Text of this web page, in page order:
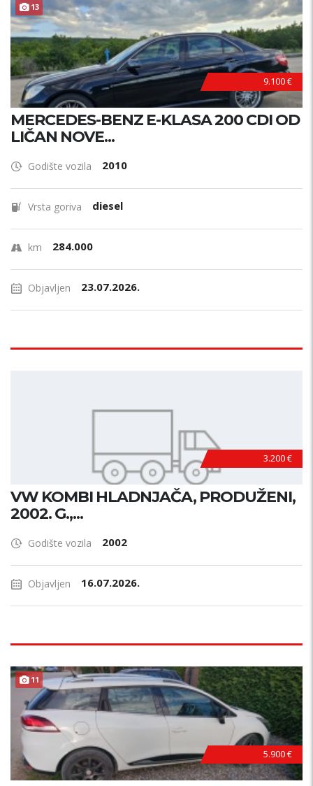
13
9.100 €
MERCEDES-BENZ E-KLASA 200 CDI OD
LIČAN NOVE...
Godište vozila 2010
Vrsta goriva diesel
km 284.000
Objavljen 23.07.2026.
3.200 €
VW KOMBI HLADNJAČA, PRODUŽENI,
2002. G.,...
Godište vozila 2002
Objavljen 16.07.2026.
11
5.900 €